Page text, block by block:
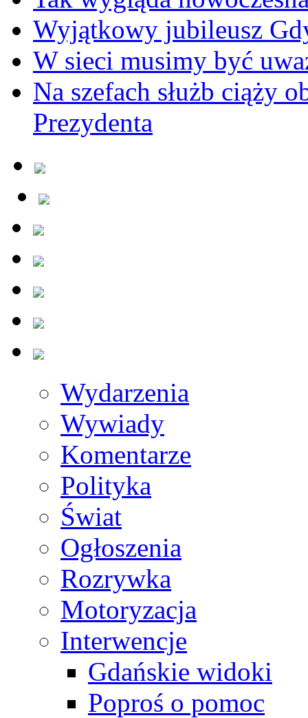
Wyjątkowy jubileusz
W sieci musimy być
Na szefach służb ciąży
Prezydenta
Wydarzenia
Wywiady
Komentarze
Polityka
Świat
Ogłoszenia
Rozrywka
Motoryzacja
Interwencje
Gdańskie widoki
Poproś o pomoc